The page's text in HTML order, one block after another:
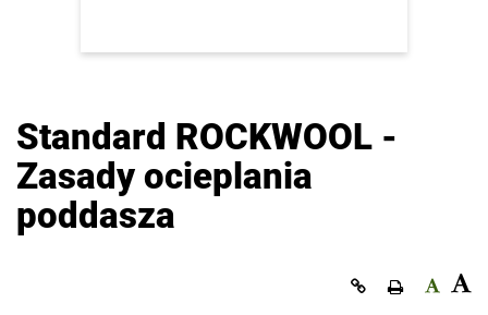
Standard ROCKWOOL -
Zasady ocieplania
poddasza
Kopiuj link